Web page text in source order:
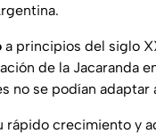
a principios del siglo
de la Jacaranda
no se podían adaptar
rápido crecimiento y